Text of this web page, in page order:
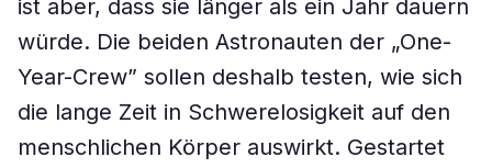
ist aber, dass sie länger als ein Jahr dauern
würde. Die beiden Astronauten der „One-
Year-Crew” sollen deshalb testen, wie sich
die lange Zeit in Schwerelosigkeit auf den
menschlichen Körper auswirkt. Gestartet